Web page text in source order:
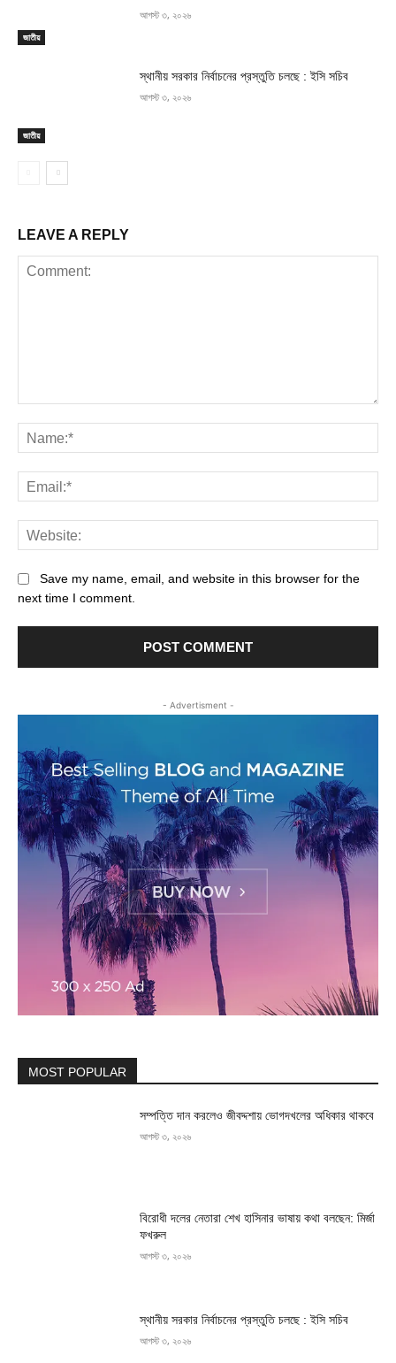
জাতীয়
আগস্ট ৩, ২০২৬
জাতীয়
স্থানীয় সরকার নির্বাচনের প্রস্তুতি চলছে : ইসি সচিব
আগস্ট ৩, ২০২৬
LEAVE A REPLY
Save my name, email, and website in this browser for the
next time I comment.
- Advertisment -
MOST POPULAR
সম্পত্তি দান করলেও জীবদ্দশায় ভোগদখলের অধিকার থাকবে
আগস্ট ৩, ২০২৬
বিরোধী দলের নেতারা শেখ হাসিনার ভাষায় কথা বলছেন: মির্জা
ফখরুল
আগস্ট ৩, ২০২৬
স্থানীয় সরকার নির্বাচনের প্রস্তুতি চলছে : ইসি সচিব
আগস্ট ৩, ২০২৬